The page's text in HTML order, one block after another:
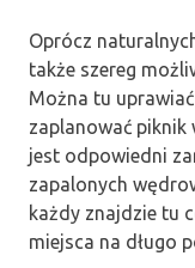
Oprócz
także szereg
Można tu
zaplanować piknik
jest odpowiedni
zapalonych
każdy znajdzie tu
miejsca na długo